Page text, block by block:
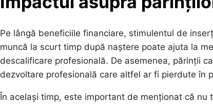
Pe lângă beneficiile financiare, stimulentul de
muncă la scurt timp după naștere poate ajuta la
descalificare profesională. De asemenea, părinții
dezvoltare profesională care altfel ar fi pierdute în
În același timp, este important de menționat că